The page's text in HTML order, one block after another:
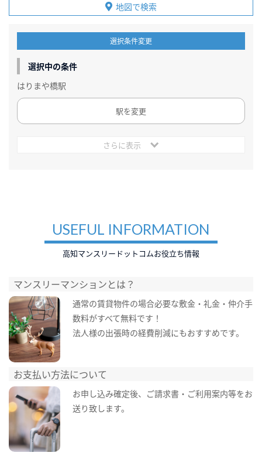
地図で検索
選択条件変更
選択中の条件
はりまや橋駅
駅を変更
さらに表示
USEFUL INFORMATION
高知マンスリードットコムお役立ち情報
マンスリーマンションとは？
通常の賃貸物件の場合必要な敷金・礼金・仲介手
数料がすべて無料です！
法人様の出張時の経費削減にもおすすめです。
お支払い方法について
お申し込み確定後、ご請求書・ご利用案内等をお
送り致します。